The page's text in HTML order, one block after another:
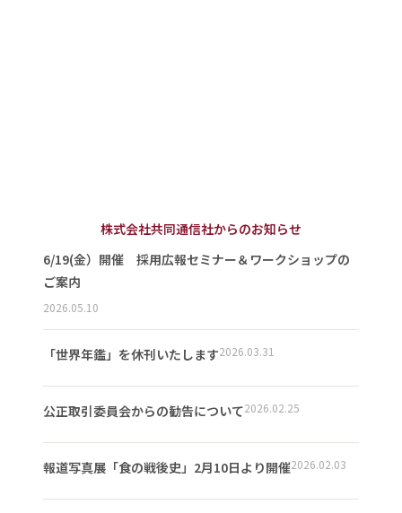
株式会社共同通信社からのお知らせ
6/19(金）開催 採用広報セミナー＆ワークショップの
ご案内
2026.05.10
「世界年鑑」を休刊いたします2026.03.31
公正取引委員会からの勧告について2026.02.25
報道写真展「食の戦後史」2月10日より開催2026.02.03